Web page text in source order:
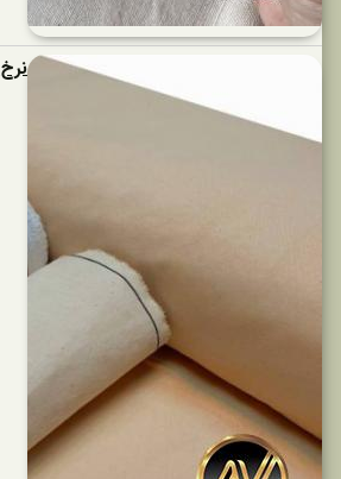
نرخ پارچه متقال نرم نیک بافت یزد